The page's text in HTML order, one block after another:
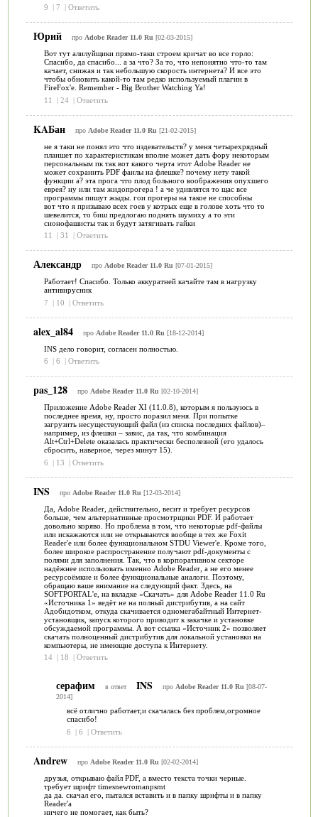
9
| 7 | Ответить
Юрий про Adobe Reader 11.0 Ru [02-03-2015]
Вот тут алилуйщики прямо-таки строем кричат во все горло:
Спасибо, да спасибо... а за что? За то, что непонятно что-то там
качает, снижая и так небольшую скорость интернета? И все это
чтобы обновить какой-то там редко используемый плагин в
FireFox'e. Remember - Big Brother Watching Ya!
11
| 24 | Ответить
KAБан про Adobe Reader 11.0 Ru [21-02-2015]
не я таки не понял это что издевательств? у меня четырехрядный
планшет по характеристикам вполне может дать фору некоторым
персональным пк так вот какого черта этот Adobe Reader не
может сохранить PDF фаилы на флешке? почему нету такой
функции а? эта прога что плод больного воображения опухшего
еврея? ну или там жидопрогера ! а че удивлятся то щас все
программы пишут жыды. гои прогеры на такое не способны
вот что я призываю всех гоев у котрых еще в голове хоть что то
шевелится, то биш предлогаю поднять шумиху а то эти
сионофашисты так и будут затягивать гайки
11
| 31 | Ответить
Александр про Adobe Reader 11.0 Ru [07-01-2015]
Работает! Спасибо. Только аккуратней качайте там в нагрузку
антивирусник
7
| 10 | Ответить
alex_al84 про Adobe Reader 11.0 Ru [18-12-2014]
INS дело говорит, согласен полностью.
6
| 6 | Ответить
pas_128 про Adobe Reader 11.0 Ru [02-10-2014]
Приложение Adobe Reader XI (11.0.8), которым я пользуюсь в
последнее время, ну, просто поразил меня. При попытке
загрузить несуществующий файл (из списка последних файлов)–
например, из флешки – завис, да так, что комбинация
Alt+Ctrl+Delete оказалась практически бесполезной (его удалось
сбросить, наверное, через минут 15).
6
| 13 | Ответить
INS про Adobe Reader 11.0 Ru [12-03-2014]
Да, Adobe Reader, действительно, весит и требует ресурсов
больше, чем альтернативные просмотрщики PDF. И работает
довольно коряво. Но проблема в том, что некоторые pdf-файлы
или искажаются или не открываются вообще в тех же Foxit
Reader'е или более функциональном STDU Viewer'е. Кроме того,
более широкое распространение получают pdf-документы с
полями для заполнения. Так, что в корпоративном секторе
надёжнее использовать именно Adobe Reader, а не его менее
ресурсоёмкие и более функциональные аналоги. Поэтому,
обращаю ваше внимание на следующий факт. Здесь, на
SOFTPORTAL'е, на вкладке «Скачать» для Adobe Reader 11.0 Ru
«Источника 1» ведёт не на полный дистрибутив, а на сайт
Адобидотком, откуда скачивается одномегабайтный Интернет-
установщик, запуск которого приводит к закачке и установке
обсуждаемой программы. А вот ссылка «Источник 2» позволяет
скачать полноценный дистрибутив для локальной установки на
компьютеры, не имеющие доступа к Интернету.
14 | 18 | Ответить
серафим в ответ INS про Adobe Reader 11.0 Ru [08-07-
2014]
всё отлично работает,и скачалась без проблем,огромное
спасибо!
6
| 6 | Ответить
Andrew про Adobe Reader 11.0 Ru [02-02-2014]
друзья, открываю файл PDF, а вместо текста точки черные.
требует шрифт timesnewromanpsmt
да да. скачал его, пытался вставить и в папку шрифты и в папку
Reader'a
ничего не помогает, как быть?